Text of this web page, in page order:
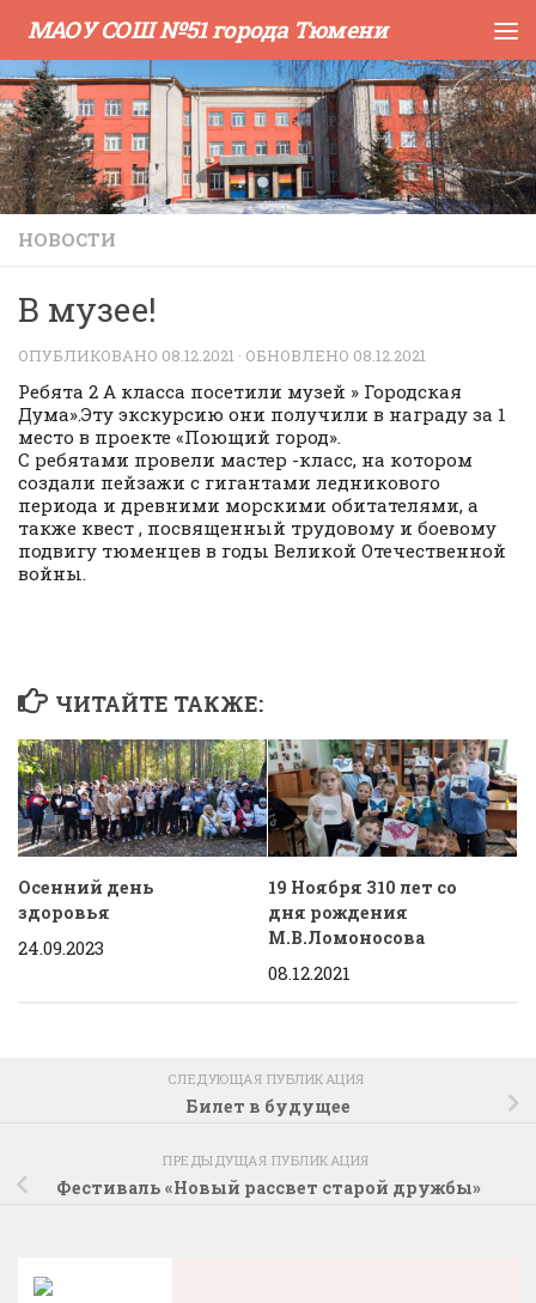
Skip to content
МАОУ СОШ №51 города Тюмени
НОВОСТИ
В музее!
ОПУБЛИКОВАНО 08.12.2021 · ОБНОВЛЕНО 08.12.2021
Ребята 2 А класса посетили музей » Городская
Дума».Эту экскурсию они получили в награду за 1
место в проекте «Поющий город».
С ребятами провели мастер -класс, на котором
создали пейзажи с гигантами ледникового
периода и древними морскими обитателями, а
также квест , посвященный трудовому и боевому
подвигу тюменцев в годы Великой Отечественной
войны.
ЧИТАЙТЕ ТАКЖЕ:
Осенний день
здоровья
24.09.2023
19 Ноября 310 лет со
дня рождения
М.В.Ломоносова
08.12.2021
СЛЕДУЮЩАЯ ПУБЛИКАЦИЯ
Билет в будущее
ПРЕДЫДУЩАЯ ПУБЛИКАЦИЯ
Фестиваль «Новый рассвет старой дружбы»